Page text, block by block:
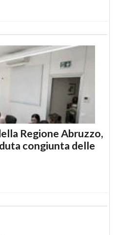
Regione Abruzzo,
congiunta delle